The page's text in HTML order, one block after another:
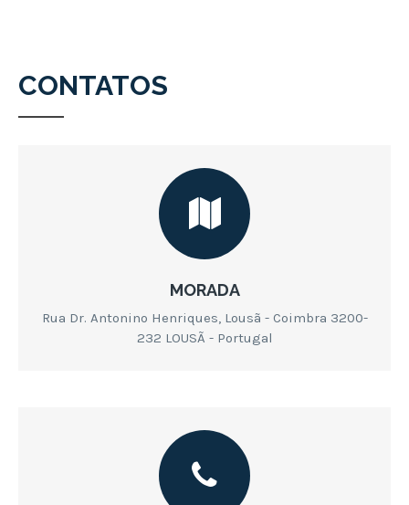
CONTATOS
MORADA
Rua Dr. Antonino Henriques, Lousã - Coimbra 3200-
232 LOUSÃ - Portugal